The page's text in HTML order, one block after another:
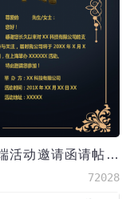
深色高端活动邀请函请帖模板
72028